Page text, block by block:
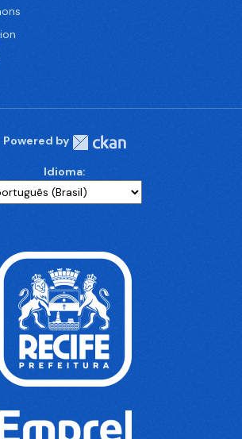
Powered by
Idioma